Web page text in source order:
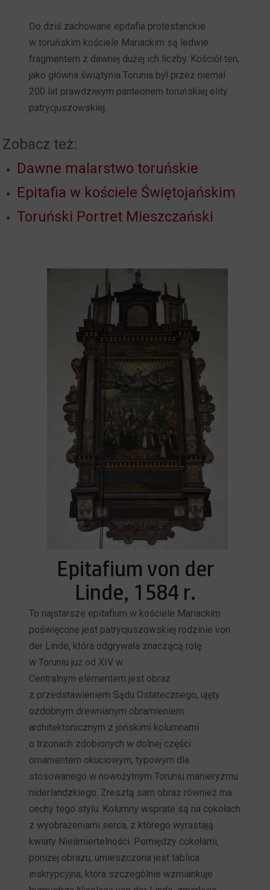
Do dziś zachowane epitafia protestanckie
w toruńskim kościele Mariackim są ledwie
fragmentem z dawnej dużej ich liczby. Kościół ten,
jako główna świątynia Torunia był przez niemal
200 lat prawdziwym panteonem toruńskiej elity
patrycjuszowskiej.
Zobacz też:
Dawne malarstwo toruńskie
Epitafia w kościele Świętojańskim
Toruński Portret Mieszczański
Epitafium von der
Linde, 1584 r.
To najstarsze epitafium w kościele Mariackim
poświęcone jest patrycjuszowskiej rodzinie von
der Linde, która odgrywała znaczącą rolę
w Toruniu już od XIV w.
Centralnym elementem jest obraz
z przedstawieniem Sądu Ostatecznego, ujęty
ozdobnym drewnianym obramieniem
architektonicznym z jońskimi kolumnami
o trzonach zdobionych w dolnej części
ornamentem okuciowym, typowym dla
stosowanego w nowożytnym Toruniu manieryzmu
niderlandzkiego. Zresztą sam obraz również ma
cechy tego stylu. Kolumny wsprate są na cokołach
z wyobrażeniami serca, z którego wyrastają
kwiaty Nieśmiertelności. Pomiędzy cokołami,
poniżej obrazu, umieszczona jest tablica
inskrypcyjna, która szczególnie wzmiankuje